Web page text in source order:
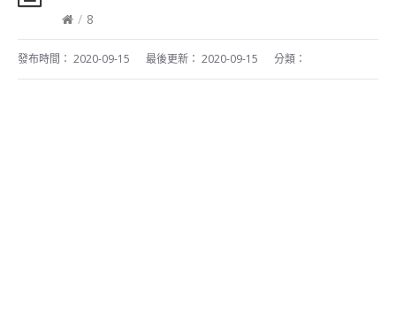
/ 8
發布時間： 2020-09-15 最後更新： 2020-09-15 分類：